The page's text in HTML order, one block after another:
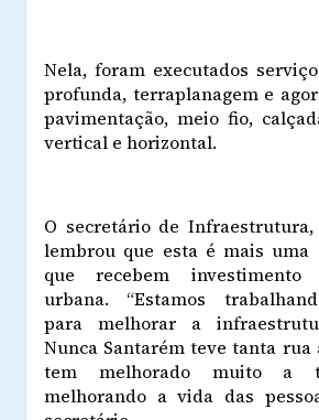
Nela, foram executados
profunda, terraplanagem e
pavimentação, meio fio,
vertical e horizontal.
O secretário de Infraestrutura,
lembrou que esta é mais uma
que recebem
urbana. “Estamos
para melhorar a
Nunca Santarém teve tanta rua
tem melhorado muito a
melhorando a vida das